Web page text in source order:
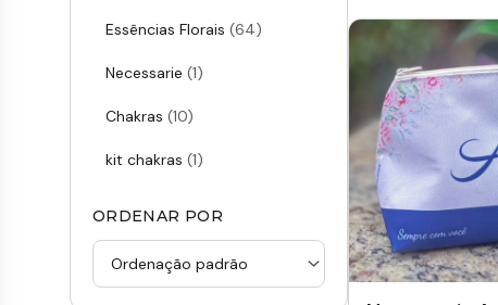
Essências Florais (64)
Necessarie (1)
Chakras (10)
kit chakras (1)
ORDENAR POR